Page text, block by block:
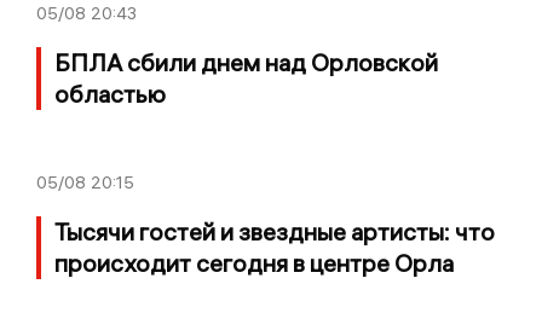
05/08 20:43
БПЛА сбили днем над Орловской
областью
05/08 20:15
Тысячи гостей и звездные артисты: что
происходит сегодня в центре Орла